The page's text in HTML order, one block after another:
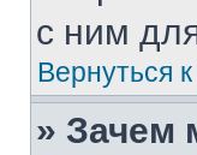
с ним
Вернуться
» Зачем